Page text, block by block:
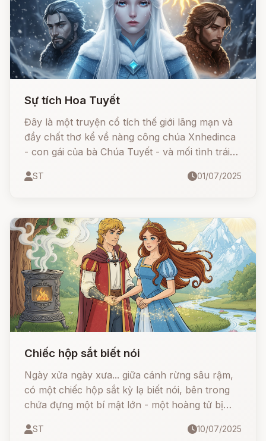
Sự tích Hoa Tuyết
Đây là một truyện cổ tích thế giới lãng mạn và
đầy chất thơ kể về nàng công chúa Xnhedinca
- con gái của bà Chúa Tuyết - và mối tình trái
Bắc, một kẻ lạnh lùng và độc đoán, nàng đã
Hoa Tuyết ra đời - tượng trưng cho tình yêu
trong trắng, bền bỉ và hy sinh.
ST 01/07/2025
Chiếc hộp sắt biết nói
Ngày xửa ngày xưa... giữa cánh rừng sâu rậm,
có một chiếc hộp sắt kỳ lạ biết nói, bên trong
chứa đựng một bí mật lớn - một hoàng tử bị
ST 10/07/2025